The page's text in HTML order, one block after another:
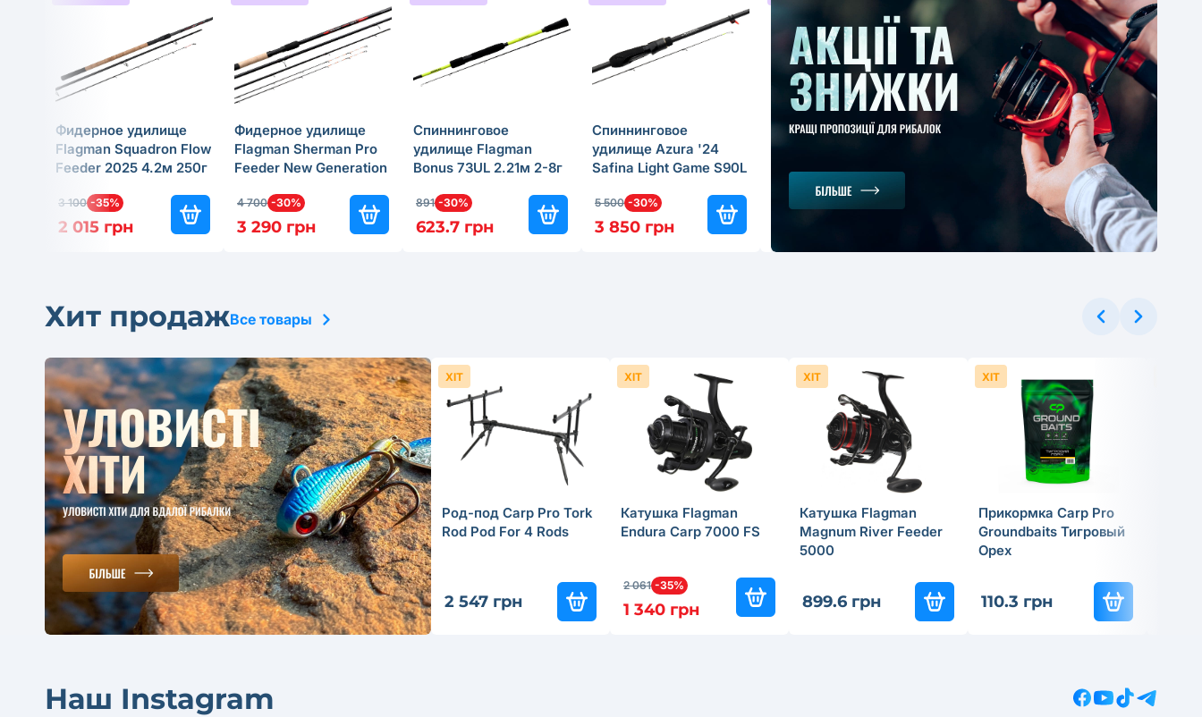
Катушка Flagman
Avenger Bolo 2000
Front Plastic Spool 1BB
Спиннинговое
удилище Azura '24
Safina Light Game S90L
5 500 -30%
3 850 грн
Спиннинговое
удилище Flagman
Bonus 73UL 2.21м 2-8г
891 -30%
623.7 грн
Фидерное удилище
Flagman Sherman Pro
Feeder New Generation
4 700 -30%
3 290 грн
Фидерное удилище
Flagman Squadron Flow
Feeder 2025 4.2м 250г
3 100 -35%
2 015 грн
Хит продажВсе товары
Род-под Carp Pro Tork
Rod Pod For 4 Rods
2 547 грн
ХІТ
Катушка Flagman
Endura Carp 7000 FS
2 061 -35%
1 340 грн
ХІТ
Катушка Flagman
Magnum River Feeder
5000
899.6 грн
ХІТ
Прикормка Carp Pro
Groundbaits Тигровый
Орех
110.3 грн
ХІТ
Наш Instagram